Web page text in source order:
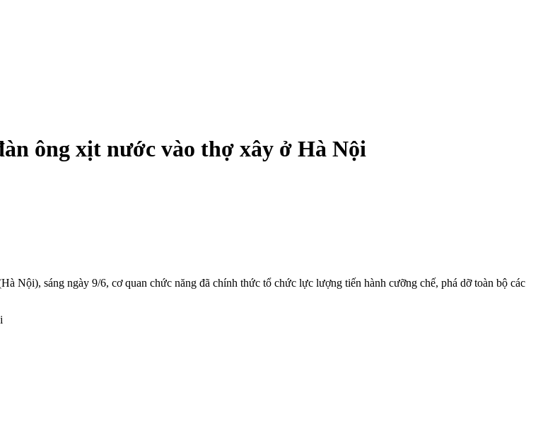
ông xịt nước vào thợ xây ở Hà Nội
Nội), sáng ngày 9/6, cơ quan chức năng đã chính thức tổ chức lực lượng tiến hành cưỡng chế, phá dỡ toàn bộ các